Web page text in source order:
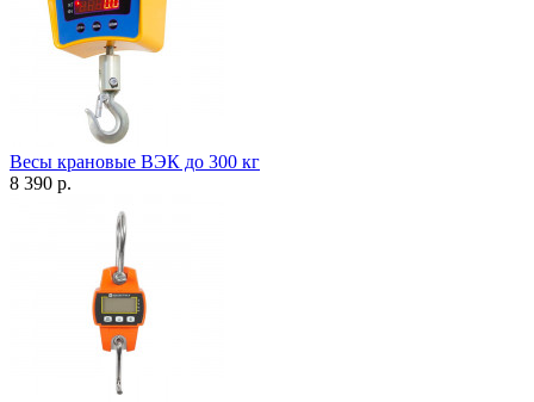
Весы крановые ВЭК до 300 кг
8 390 р.